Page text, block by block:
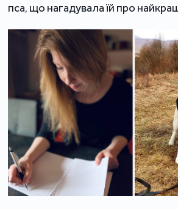
пса, що нагадувала їй про